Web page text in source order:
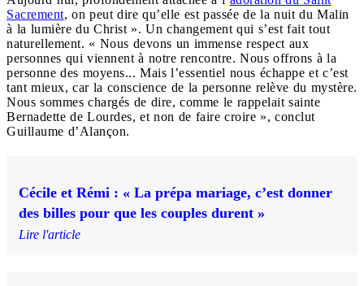
Sacrement, on peut dire qu’elle est passée de la nuit du Malin
à la lumière du Christ ». Un changement qui s’est fait tout
naturellement. « Nous devons un immense respect aux
personnes qui viennent à notre rencontre. Nous offrons à la
personne des moyens... Mais l’essentiel nous échappe et c’est
tant mieux, car la conscience de la personne relève du mystère.
Nous sommes chargés de dire, comme le rappelait sainte
Bernadette de Lourdes, et non de faire croire », conclut
Guillaume d’Alançon.
Cécile et Rémi : « La prépa mariage, c’est donner
des billes pour que les couples durent »
Lire l'article